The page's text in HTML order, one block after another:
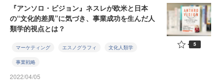
『アンソロ・ビジョン』ネスレが欧米と日本
の“文化的差異”に気づき、事業成功を生んだ人
類学的視点とは？
マーケティング エスノグラフィ 文化人類学
事業戦略
2022/04/05
5